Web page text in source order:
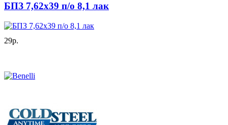
БПЗ 7,62х39 п/о 8,1 лак
29р.